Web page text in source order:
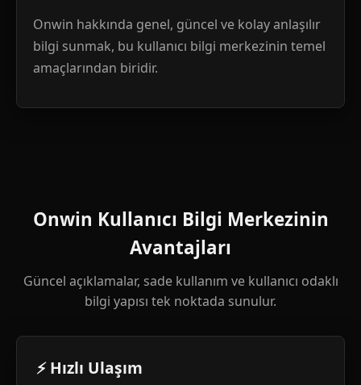
Onwin hakkında genel, güncel ve kolay anlaşılır
bilgi sunmak, bu kullanıcı bilgi merkezinin temel
amaçlarından biridir.
Onwin Kullanıcı Bilgi Merkezinin
Avantajları
Güncel açıklamalar, sade kullanım ve kullanıcı odaklı
bilgi yapısı tek noktada sunulur.
⚡ Hızlı Ulaşım